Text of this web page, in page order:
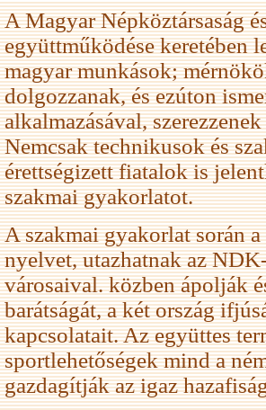
A Magyar Népköztársaság
együttműködése keretében
magyar munkások;
dolgozzanak, és ezúton
alkalmazásával,
Nemcsak technikusok és
érettségizett fiatalok is
szakmai gyakorlatot.
A szakmai gyakorlat során
nyelvet, utazhatnak az
városaival. közben ápolják
barátságát, a két ország
kapcsolatait. Az együttes
sportlehetőségek mind a
gazdagítják az igaz